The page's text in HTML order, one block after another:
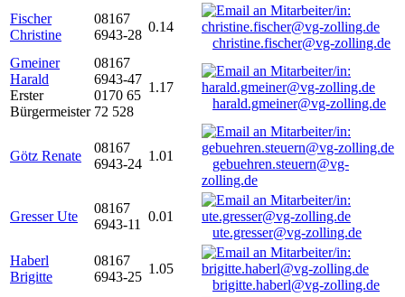
Fischer
Christine
08167
6943-28
0.14
christine.fischer@vg-zolling.de
Gmeiner
Harald
Erster
Bürgermeister
08167
6943-47
0170 65
72 528
1.17
harald.gmeiner@vg-zolling.de
Götz Renate
08167
6943-24
1.01
gebuehren.steuern@vg-
zolling.de
Gresser Ute
08167
6943-11
0.01
ute.gresser@vg-zolling.de
Haberl
Brigitte
08167
6943-25
1.05
brigitte.haberl@vg-zolling.de